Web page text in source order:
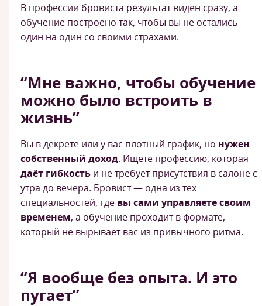
В профессии бровиста результат виден сразу, а
обучение построено так, чтобы вы не остались
один на один со своими страхами.
“Мне важно, чтобы обучение
можно было встроить в
жизнь”
Вы в декрете или у вас плотный график, но нужен
собственный доход. Ищете профессию, которая
даёт гибкость и не требует присутствия в салоне с
утра до вечера. Бровист — одна из тех
специальностей, где вы сами управляете своим
временем, а обучение проходит в формате,
который не вырывает вас из привычного ритма.
“Я вообще без опыта. И это
пугает”